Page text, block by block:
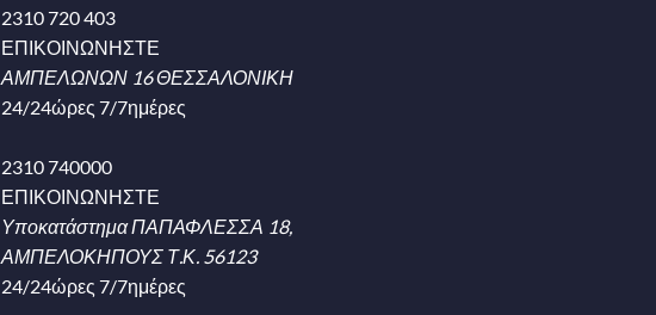
2310 720 403
ΕΠΙΚΟΙΝΩΝΗΣΤΕ
ΑΜΠΕΛΩΝΩΝ 16 ΘΕΣΣΑΛΟΝΙΚΗ
24/24ώρες 7/7ημέρες
2310 740000
ΕΠΙΚΟΙΝΩΝΗΣΤΕ
Υποκατάστημα ΠΑΠΑΦΛΕΣΣΑ 18,
ΑΜΠΕΛΟΚΗΠΟΥΣ Τ.Κ. 56123
24/24ώρες 7/7ημέρες